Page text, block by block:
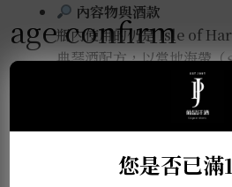
內容物與酒款
瓶內使用的仍是 Isle of
典琴酒配方，以當地海帶（
打造獨特海岸風味，本質上
包裝更具限量與收藏價值。
age confirm
您是否已滿